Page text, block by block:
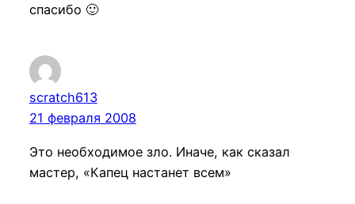
спасибо 🙂
scratch613
21 февраля 2008
Это необходимое зло. Иначе, как сказал
мастер, «Капец настанет всем»